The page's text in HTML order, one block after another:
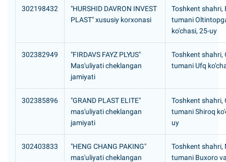
302198432
"HURSHID DAVRON INVEST
PLAST" xususiy korxonasi
Toshkent shahri,
tumani
ko'chasi, 25-uy
302382949
"FIRDAVS FAYZ PLYUS"
Mas'uliyati cheklangan
jamiyati
Toshkent shahri,
tumani Ufq
302385896
"GRAND PLAST ELITE"
mas'uliyati cheklangan
jamiyati
Toshkent shahri,
tumani Shiroq
uy
302403833
"HENG CHANG PAKING"
mas'uliyati cheklangan
Toshkent shahri,
tumani Buxoro